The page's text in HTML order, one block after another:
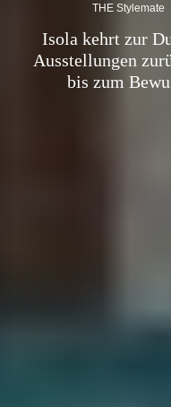
THE Stylemate
Isola kehrt zur
Ausstellungen
bis zum